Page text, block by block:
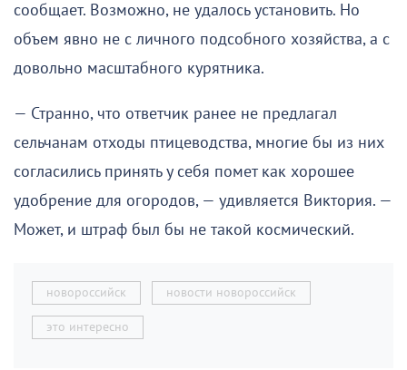
сообщает. Возможно, не удалось установить. Но
объем явно не с личного подсобного хозяйства, а с
довольно масштабного курятника.
— Странно, что ответчик ранее не предлагал
сельчанам отходы птицеводства, многие бы из них
согласились принять у себя помет как хорошее
удобрение для огородов, — удивляется Виктория. —
Может, и штраф был бы не такой космический.
новороссийск новости новороссийск
это интересно